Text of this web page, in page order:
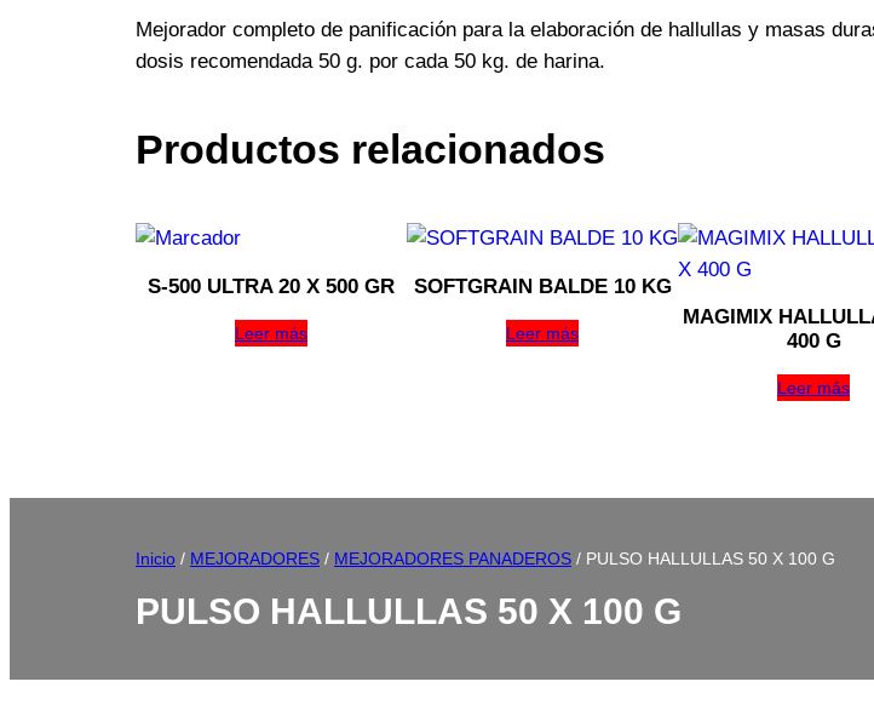
Mejorador completo de panificación para la elaboración de hallullas y masas
dosis recomendada 50 g. por cada 50 kg. de harina.
Productos relacionados
S-500 ULTRA 20 X 500 GR
Leer más
SOFTGRAIN BALDE 10 KG
Leer más
MAGIMIX
400 G
Leer más
Inicio / MEJORADORES / MEJORADORES PANADEROS / PULSO HALLULLAS 50 X 100 G
PULSO HALLULLAS 50 X 100 G